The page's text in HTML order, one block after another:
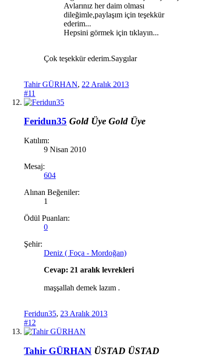
Avlarınız her daim olması
dileğimle,paylaşım için teşekkür
ederim...
Hepsini görmek için tıklayın...
Çok teşekkür ederim.Saygılar
Tahir GÜRHAN, 22 Aralık 2013
#11
Feridun35 Gold Üye Gold Üye
Katılım:
9 Nisan 2010
Mesaj:
604
Alınan Beğeniler:
1
Ödül Puanları:
0
Şehir:
Deniz ( Foça - Mordoğan)
Cevap: 21 aralık levrekleri
maşşallah demek lazım .
Feridun35, 23 Aralık 2013
#12
Tahir GÜRHAN ÜSTAD ÜSTAD